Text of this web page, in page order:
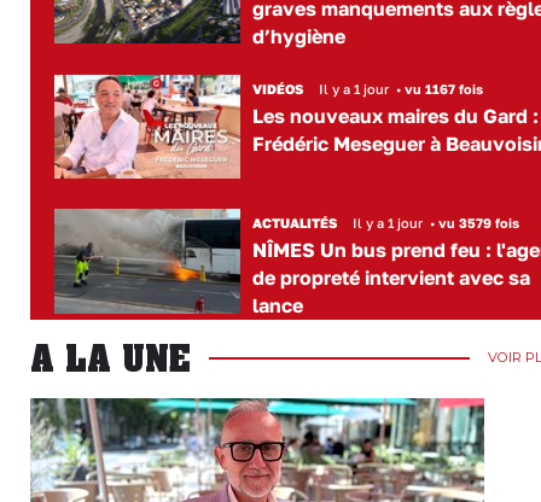
graves manquements aux
d’hygiène
VIDÉOS Il y a 1 jour • vu 1167 fois
Les nouveaux maires du Gard :
Frédéric Meseguer à
ACTUALITÉS Il y a 1 jour • vu 3579 fois
NÎMES Un bus prend feu :
de propreté intervient avec sa
lance
A LA UNE VOIR